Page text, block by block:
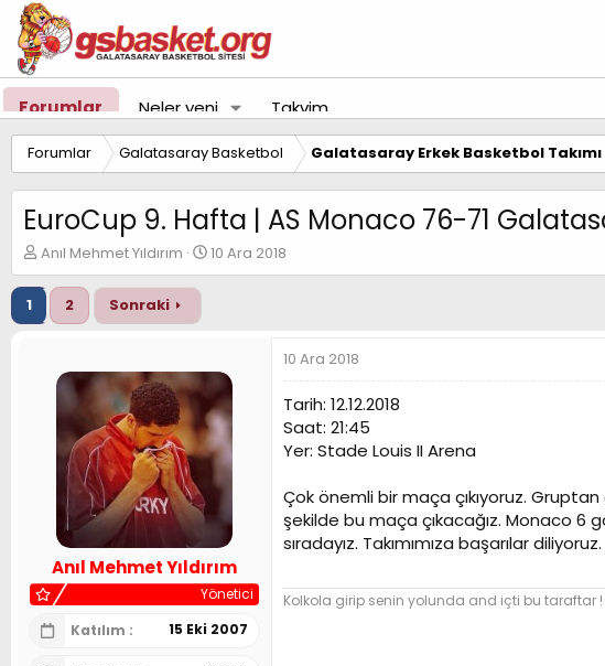
Forumlar Neler yeni Takvim
Forumlar Galatasaray Basketbol Galatasaray Erkek Basketbol Takımı
EuroCup 9. Hafta | AS Monaco 76-71
K
o
n
u
y
Anıl Mehmet Yıldırım
B
a
g
ı
ç
a
10 Ara 2018
1 2 Sonraki
Anıl Mehmet Yıldırım
Yönetici
Katılım
15 Eki 2007
10 Ara 2018
Tarih: 12.12.2018
Saat: 21:45
Yer: Stade Louis II Arena
Çok önemli bir maça çıkıyoruz.
şekilde bu maça çıkacağız. Monaco
sıradayız. Takımımıza başarılar diliyoruz.
Kolkola girip senin yolunda and içti bu taraftar !